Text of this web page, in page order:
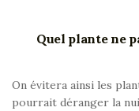
Quel plante ne
On évitera ainsi les
pourrait déranger la